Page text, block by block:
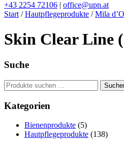
+43 2254 72106 | office@upn.at
Start /Hautpflegeprodukte /Mila
Skin Clear Line
Suche
Suchen
nach:
Kategorien
Bienenprodukte (5)
Hautpflegeprodukte (138)